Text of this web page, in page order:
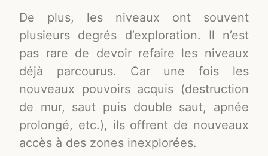
De plus, les niveaux ont souvent
plusieurs degrés d’exploration. Il n’est
pas rare de devoir refaire les niveaux
déjà parcourus. Car une fois les
nouveaux pouvoirs acquis (destruction
de mur, saut puis double saut, apnée
prolongé, etc.), ils offrent de nouveaux
accès à des zones inexplorées.